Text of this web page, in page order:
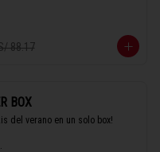
88.17
BOX
del verano en un solo box!